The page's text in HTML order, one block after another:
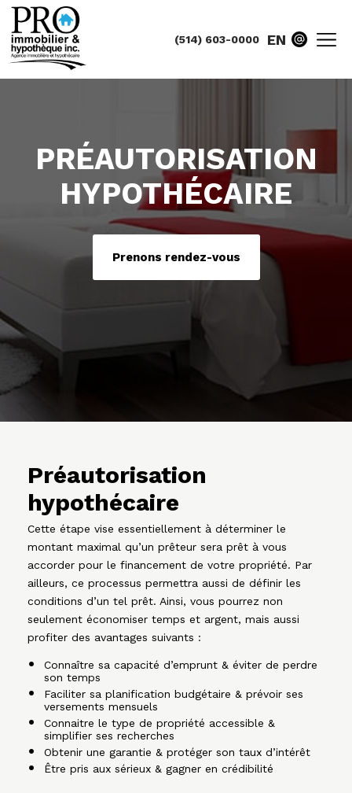
(514) 603-0000 EN
PRÉAUTORISATION
HYPOTHÉCAIRE
Prenons rendez-vous
Préautorisation
hypothécaire
Cette étape vise essentiellement à déterminer le
montant maximal qu’un prêteur sera prêt à vous
accorder pour le financement de votre propriété. Par
ailleurs, ce processus permettra aussi de définir les
conditions d’un tel prêt. Ainsi, vous pourrez non
seulement économiser temps et argent, mais aussi
profiter des avantages suivants :
Connaître sa capacité d’emprunt & éviter de perdre
son temps
Faciliter sa planification budgétaire & prévoir ses
versements mensuels
Connaitre le type de propriété accessible &
simplifier ses recherches
Obtenir une garantie & protéger son taux d’intérêt
Être pris aux sérieux & gagner en crédibilité